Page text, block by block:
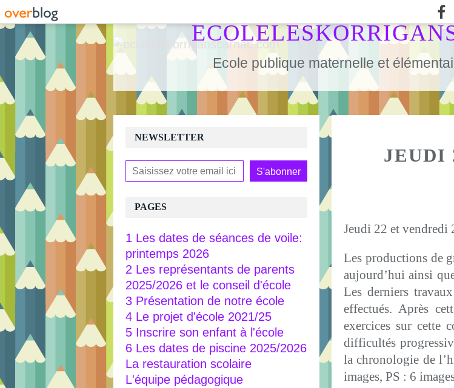
Ecole publique maternelle et
JEUDI
Jeudi 22 et vendredi
Les productions de
aujourd’hui ainsi
Les derniers
effectués. Après
exercices sur cette
difficultés
la chronologie de
images, PS : 6
NEWSLETTER
PAGES
1 Les dates de séances de voile:
printemps 2026
2 Les représentants de parents
2025/2026 et le conseil d'école
3 Présentation de notre école
4 Le projet d'école 2021/25
5 Inscrire son enfant à l'école
6 Les dates de piscine 2025/2026
La restauration scolaire
L'équipe pédagogique